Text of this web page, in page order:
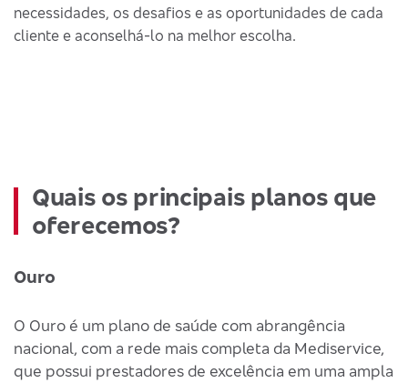
necessidades, os desafios e as oportunidades de cada
cliente e aconselhá-lo na melhor escolha.
Quais os principais planos que
oferecemos?
Ouro
O Ouro é um plano de saúde com abrangência
nacional, com a rede mais completa da Mediservice,
que possui prestadores de excelência em uma ampla